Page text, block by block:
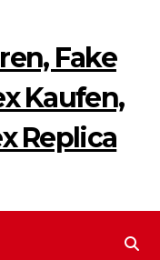
Fake
Kaufen,
Replica